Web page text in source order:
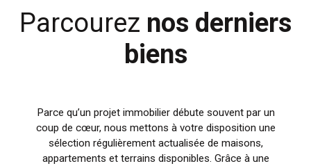
Parcourez nos derniers
biens
Parce qu’un projet immobilier débute souvent par un
coup de cœur, nous mettons à votre disposition une
sélection régulièrement actualisée de maisons,
appartements et terrains disponibles. Grâce à une